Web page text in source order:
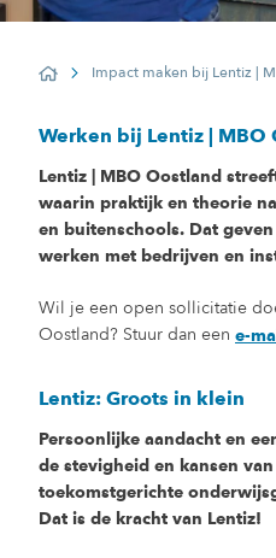
HomeImpact maken bij Lentiz |
Werken bij Lentiz | MBO
Lentiz | MBO Oostland
waarin praktijk en theorie
en buitenschools. Dat
werken met bedrijven en
Wil je een open sollicitatie
Oostland? Stuur dan een e-
Lentiz: Groots in klein
Persoonlijke aandacht en
de stevigheid en kansen
toekomstgerichte
Dat is de kracht van Lentiz!